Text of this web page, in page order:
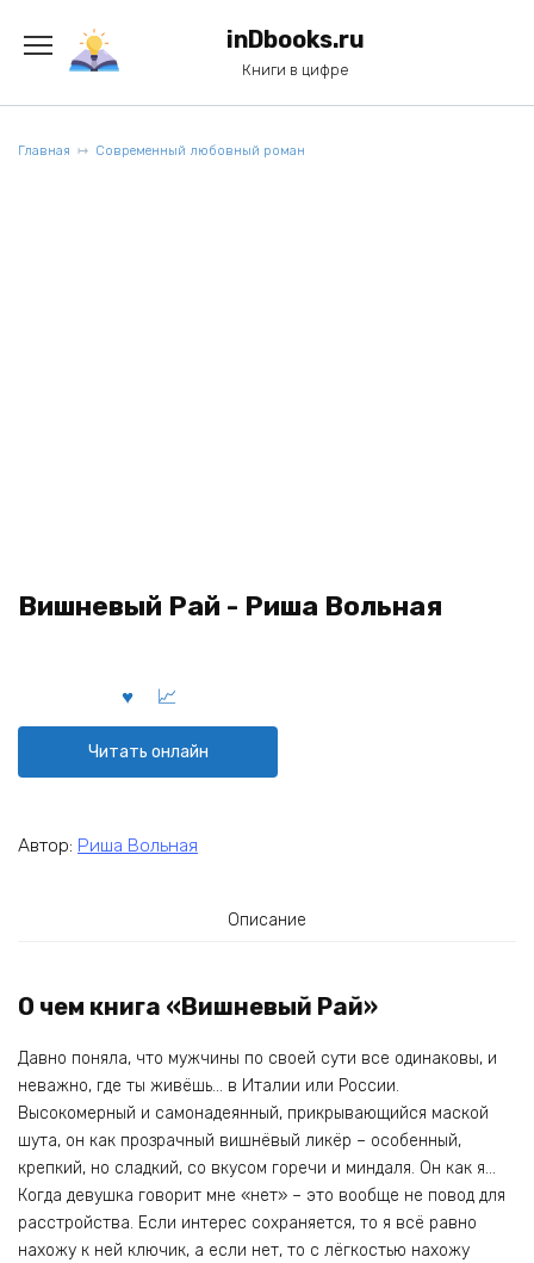
содержанию
inDbooks.ru
Книги в цифре
Главная Современный любовный роман
Вишневый Рай - Риша Вольная
Читать онлайн
Автор: Риша Вольная
Описание
О чем книга «Вишневый Рай»
Давно поняла, что мужчины по своей сути все одинаковы, и
неважно, где ты живёшь… в Италии или России.
Высокомерный и самонадеянный, прикрывающийся маской
шута, он как прозрачный вишнёвый ликёр – особенный,
крепкий, но сладкий, со вкусом горечи и миндаля. Он как я…
Когда девушка говорит мне «нет» – это вообще не повод для
расстройства. Если интерес сохраняется, то я всё равно
нахожу к ней ключик, а если нет, то с лёгкостью нахожу